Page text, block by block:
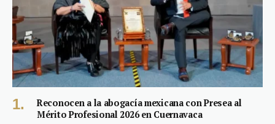
Reconocen a la abogacía mexicana con Presea al
Mérito Profesional 2026 en Cuernavaca